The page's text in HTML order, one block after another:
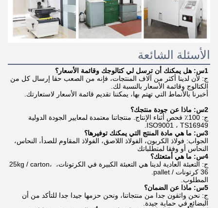
الأسئلة الشائعة
1س: هل يمكنك أن ترسل لي كتالوجك وقائمة الأسعار؟
الكتالوج وقائمة الأسعار بالنسبة لك.
أخبرنا بالأنماط التي تهتم بها، يمكننا تقديم قائمة الأسعار لاستعارتك.
2س: ماذا عن جودة منتجك؟
ISO9001 ، TS16949.
3س: ما هي مادة المنتج التي يمكنك توفيرها؟
النحاس أو وفقا لمتطلباتك
4س: ما هي أمتعتك؟
ج: التعبئة العادية لدينا هي التعبئة الكبيرة في الكرتونات، 25kg / carton،
36 كرتونات / pallet.
المطلوب.
5س: ماذا عن الضمان؟
البضائع في حماية جيدة.